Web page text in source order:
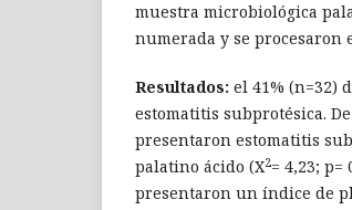
muestra microbiológica
numerada y se procesaron
Resultados: el 41% (n=32)
estomatitis subprotésica.
presentaron estomatitis
palatino ácido (X2= 4,23; p=
presentaron un índice de